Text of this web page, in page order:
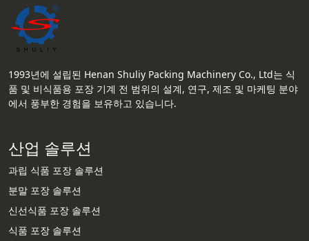
1993년에 설립된 Henan Shuliy Packing Machinery Co., Ltd는 식
품 및 비식품용 포장 기계 전 범위의 설계, 연구, 제조 및 마케팅 분야
에서 풍부한 경험을 보유하고 있습니다.
산업 솔루션
과립 식품 포장 솔루션
분말 포장 솔루션
신선식품 포장 솔루션
식품 포장 솔루션